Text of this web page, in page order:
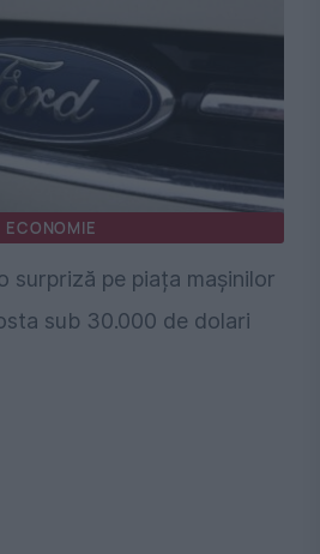
ECONOMIE
surpriză pe piața mașinilor
sub 30.000 de dolari